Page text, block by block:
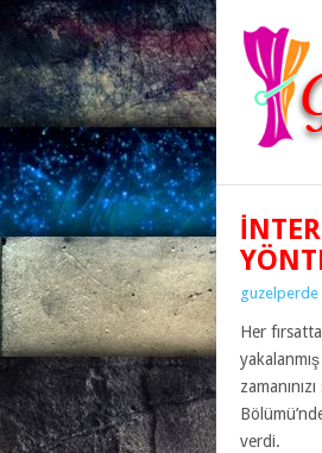
guzelperde
Her fırsatta
verdi.